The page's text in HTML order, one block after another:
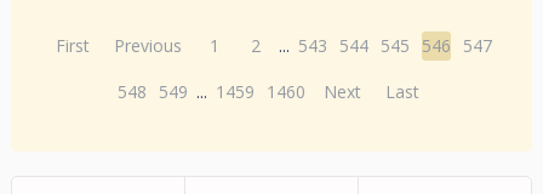
First Previous 1 2 ... 543 544 545 546
547
548
549 ... 1459 1460 Next Last